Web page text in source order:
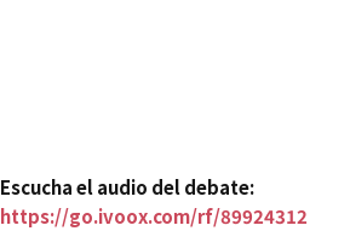
Escucha el audio del debate:
https://go.ivoox.com/rf/89924312